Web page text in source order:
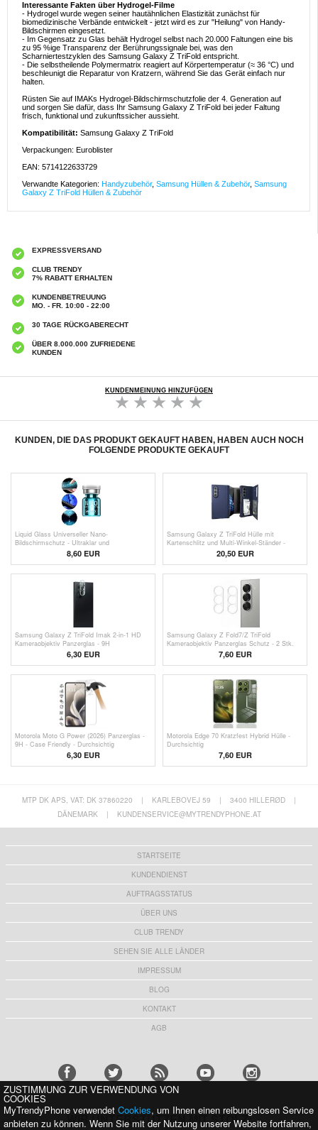
Interessante Fakten über Hydrogel-Filme
- Hydrogel wurde wegen seiner hautähnlichen Elastizität zunächst für
biomedizinische Verbände entwickelt - jetzt wird es zur "Heilung" von Handy-
Bildschirmen eingesetzt.
- Im Gegensatz zu Glas behält Hydrogel selbst nach 20.000 Faltungen eine bis
zu 95 %ige Transparenz der Berührungssignale bei, was den
Scharniertestzyklen des Samsung Galaxy Z TriFold entspricht.
- Die selbstheilende Polymermatrix reagiert auf Körpertemperatur (≈ 36 °C) und
beschleunigt die Reparatur von Kratzern, während Sie das Gerät einfach nur
halten.
Rüsten Sie auf IMAKs Hydrogel-Bildschirmschutzfolie der 4. Generation auf
und sorgen Sie dafür, dass Ihr Samsung Galaxy Z TriFold bei jeder Faltung
frisch, funktional und zukunftssicher aussieht.
Kompatibilität: Samsung Galaxy Z TriFold
Verpackungen: Euroblister
EAN: 5714122633729
Verwandte Kategorien: Handyzubehör, Samsung Hüllen & Zubehör, Samsung
Galaxy Z TriFold Hüllen & Zubehör
EXPRESSVERSAND
CLUB TRENDY
7% RABATT ERHALTEN
KUNDENBETREUUNG
MO. - FR. 10:00 - 22:00
30 TAGE RÜCKGABERECHT
ÜBER 8.000.000 ZUFRIEDENE
KUNDEN
KUNDENMEINUNG HINZUFÜGEN
KUNDEN, DIE DAS PRODUKT GEKAUFT HABEN, HABEN AUCH NOCH
FOLGENDE PRODUKTE GEKAUFT
Liquid Glass Universeller Nano-
Bildschirmschutz - Ultraklar und
fingerabdruckfreundlich8,60 EUR
Samsung Galaxy Z TriFold Hülle mit
Kartenschlitz und Multi-Winkel-Ständer -
20,50EUR
Samsung Galaxy Z TriFold Imak 2-in-1 HD
Kameraobjektiv Panzerglas - 9H
6,30EUR
Samsung Galaxy Z Fold7/Z TriFold
Kameraobjektiv Panzerglas Schutz - 2 Stk.
7,60EUR
Motorola Moto G Power (2026) Panzerglas -
9H - Case Friendly - Durchsichtig
6,30EUR
Motorola Edge 70 Kratzfest Hybrid Hülle -
Durchsichtig
7,60 EUR
MTP DK APS, VAT: DK 37860220 | KARLEBOVEJ 59 | 3400 HILLERØD
|
DÄNEMARK
| KUNDENSERVICE@MYTRENDYPHONE.AT
STARTSEITE
KUNDENDIENST
AUFTRAGSSTATUS
ÜBER UNS
CLUB TRENDY
SEHEN SIE ALLE LÄNDER
IMPRESSUM
BLOG
KONTAKT
AGB
WIR UNTERSTÜTZEN MIT STOLZ:
ZUSTIMMUNG ZUR VERWENDUNG VON
COOKIES
MyTrendyPhone verwendet Cookies, um Ihnen einen reibungslosen Service
anbieten zu können. Wenn Sie mit der Nutzung unserer Website fortfahren,